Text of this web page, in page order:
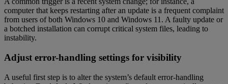
computer that keeps restarting after an update is a frequent complaint
from users of both Windows 10 and Windows 11. A faulty update or
a botched installation can corrupt critical system files, leading to
instability.
Adjust error-handling settings for visibility
A useful first step is to alter the system’s default error-handling